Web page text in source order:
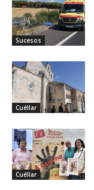
Sucesos
Cuéllar
Cuéllar